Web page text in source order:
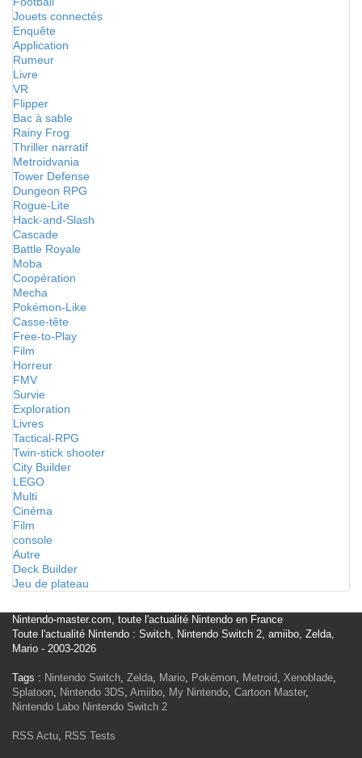
Jouets connectés
Enquête
Application
Rumeur
Livre
VR
Flipper
Bac à sable
Rainy Frog
Thriller narratif
Metroidvania
Tower Defense
Dungeon RPG
Rogue-Lite
Hack-and-Slash
Cascade
Battle Royale
Moba
Coopération
Mecha
Pokémon-Like
Casse-tête
Free-to-Play
Film
Horreur
FMV
Survie
Exploration
Livres
Tactical-RPG
Twin-stick shooter
City Builder
LEGO
Multi
Cinéma
Film
console
Autre
Deck Builder
Jeu de plateau
Nintendo-master.com, toute l'actualité Nintendo en France
Toute l'actualité Nintendo : Switch, Nintendo Switch 2, amiibo, Zelda,
Mario - 2003-2026
Tags : Nintendo Switch, Zelda, Mario, Pokémon, Metroid, Xenoblade,
Splatoon, Nintendo 3DS, Amiibo, My Nintendo, Cartoon Master,
Nintendo Labo Nintendo Switch 2
RSS Actu, RSS Tests